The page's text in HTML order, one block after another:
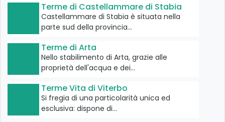
Terme di Castellammare di Stabia
Castellammare di Stabia è situata nella
parte sud della provincia…
Terme di Arta
Nello stabilimento di Arta, grazie alle
proprietà dell'acqua e dei…
Terme Vita di Viterbo
Si fregia di una particolarità unica ed
esclusiva: dispone di…